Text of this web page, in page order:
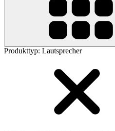
Produkttyp: Lautsprecher